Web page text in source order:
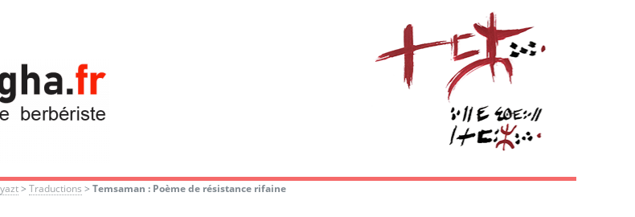
>Traductions >Temsaman : Poème de résistance rifaine